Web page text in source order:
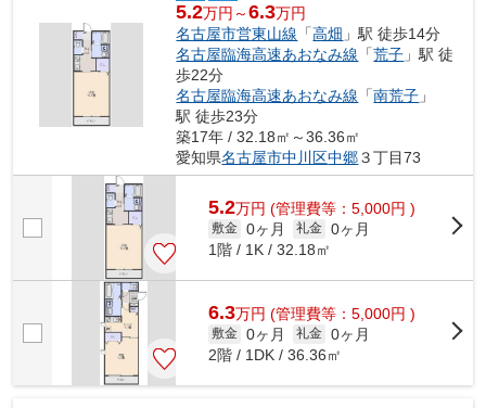
5.2万円～6.3万円
名古屋市営東山線 「高畑 」駅 徒歩14分
名古屋臨海高速あおなみ線 「荒子 」駅 徒
歩22分
名古屋臨海高速あおなみ線 「南荒子 」
駅 徒歩23分
築17年 / 32.18㎡～36.36㎡
愛知県名古屋市中川区中郷３丁目73
5.2万円 (管理費等：5,000円 )
敷金 0ヶ月 礼金 0ヶ月
1階 / 1K / 32.18㎡
6.3万円 (管理費等：5,000円 )
敷金 0ヶ月 礼金 0ヶ月
2階 / 1DK / 36.36㎡